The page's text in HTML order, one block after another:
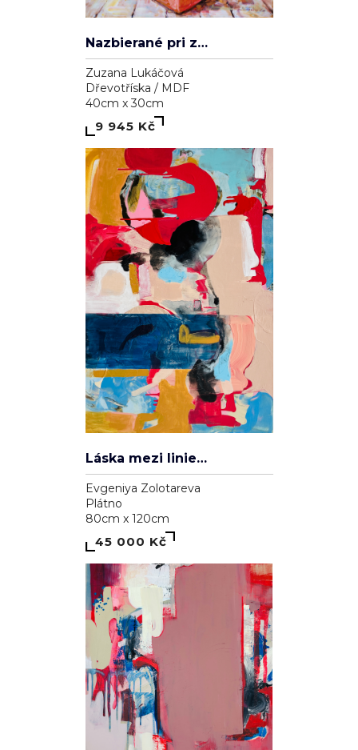
Nazbierané pri západe slnka
Zuzana Lukáčová
Dřevotříska / MDF
40cm x 30cm
9 945 Kč
Láska mezi liniemi
Evgeniya Zolotareva
Plátno
80cm x 120cm
45 000 Kč